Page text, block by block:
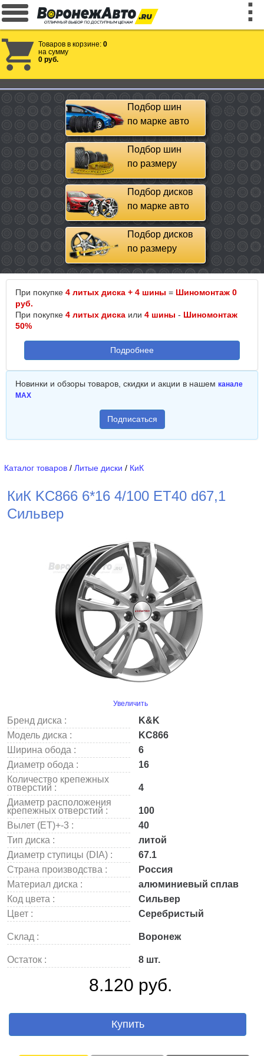
Товаров в корзине: 0
на сумму
0 руб.
Подбор шин
по марке авто
Подбор шин
по размеру
Подбор дисков
по марке авто
Подбор дисков
по размеру
При покупке 4 литых диска + 4 шины = Шиномонтаж 0
руб.
При покупке 4 литых диска или 4 шины - Шиномонтаж
50%
Подробнее
Новинки и обзоры товаров, скидки и акции в нашем канале
MAX
Подписаться
Каталог товаров / Литые диски / КиК
КиК KC866 6*16 4/100 ET40 d67,1
Сильвер
Увеличить
Бренд диска :
K&K
Модель диска :
KC866
Ширина обода :
6
Диаметр обода :
16
Количество крепежных
отверстий :
4
Диаметр расположения
крепежных отверстий :
100
Вылет (ET)+-3 :
40
Тип диска :
литой
Диаметр ступицы (DIA) :
67.1
Страна производства :
Россия
Материал диска :
алюминиевый сплав
Код цвета :
Сильвер
Цвет :
Серебристый
Склад : Воронеж
Остаток : 8 шт.
8.120 руб.
Купить